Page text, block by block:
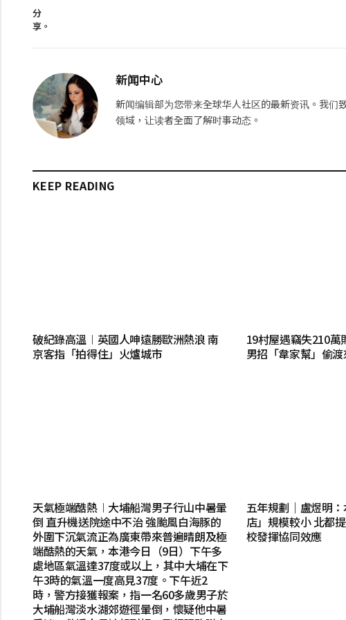
分
享。
新闻中心
新闻编辑部为您带来全球华人社区的最新资讯。我们
领域，让读者全面了解时事动态。
KEEP READING
破紀錄高溫︱英國人呻遠勝歐洲熱浪 南
京客指「拍得住」火爐城市
19村屋遇竊失210萬
男招「韋家幫」偷
天氣極端酷熱︱大埔船灣男子行山中暑暈
倒 直升機送院途中不治 強颱風白海豚的
外圍下沉氣流正為廣東帶來普遍晴朗及極
端酷熱的天氣，本港今日（9日）下午多
處地區氣溫達37度或以上，其中大埔在下
午3時的氣溫一度高見37度。下午近2
時，警方接獲報案，指一名60多歲男子於
大埔船灣淡水湖郊遊徑暈倒，懷疑他中暑
五年規劃｜盧煜明
店」規模較小 北都
校發揮協同效應